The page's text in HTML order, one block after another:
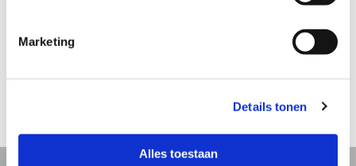
Marketing
Details tonen
Alles toestaan
Artikelnummer: TS263